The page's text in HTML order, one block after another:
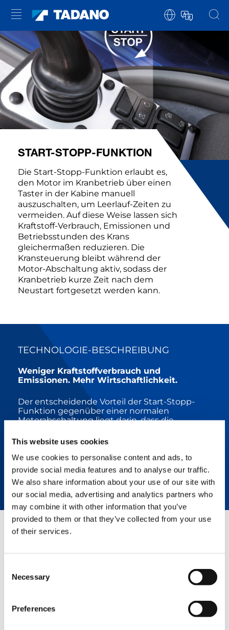
This website uses cookies
We use cookies to personalise content and ads, to
provide social media features and to analyse our traffic.
We also share information about your use of our site with
our social media, advertising and analytics partners who
may combine it with other information that you’ve
provided to them or that they’ve collected from your use
of their services.
Selection
Necessary
Preferences
START-STOPP-FUNKTION
Die Start-Stopp-Funktion erlaubt es,
den Motor im Kranbetrieb über einen
Taster in der Kabine manuell
auszuschalten, um Leerlauf-Zeiten zu
vermeiden. Auf diese Weise lassen sich
Kraftstoff-Verbrauch, Emissionen und
Betriebsstunden des Krans
gleichermaßen reduzieren. Die
Kransteuerung bleibt während der
Motor-Abschaltung aktiv, sodass der
Kranbetrieb kurze Zeit nach dem
Neustart fortgesetzt werden kann.
TECHNOLOGIE-BESCHREIBUNG
Weniger Kraftstoffverbrauch und
Emissionen. Mehr Wirtschaftlichkeit.
Der entscheidende Vorteil der Start-Stopp-
Funktion gegenüber einer normalen
Motorabschaltung liegt darin, dass die
wird, sondern weiter aktiv bleibt. Das heißt:
ist die Steuerung innerhalb weniger Sekunden
wieder betriebsbereit, sodass ein Hub
praktisch ohne Zeitverzögerung gestartet
beziehungsweise fortgesetzt werden kann.
SCHNELLZUGRIFF